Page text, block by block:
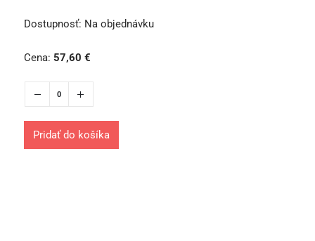
Dostupnosť: Na objednávku
Cena: 57,60 €
Pridať do košíka